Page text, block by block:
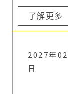
了解更多
2027年
日